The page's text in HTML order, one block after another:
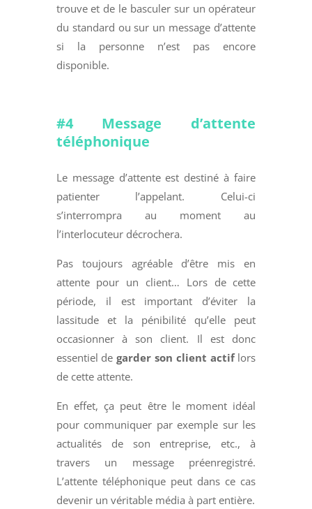
trouve et de le basculer sur un opérateur
du standard ou sur un message d’attente
si la personne n’est pas encore
disponible.
#4 Message d’attente
téléphonique
Le message d’attente est destiné à faire
patienter l’appelant. Celui-ci
s’interrompra au moment au
l’interlocuteur décrochera.
Pas toujours agréable d’être mis en
attente pour un client… Lors de cette
période, il est important d’éviter la
lassitude et la pénibilité qu’elle peut
occasionner à son client. Il est donc
essentiel degarder son client actiflors
de cette attente.
En effet, ça peut être le moment idéal
pour communiquer par exemple sur les
actualités de son entreprise, etc., à
travers un message préenregistré.
L’attente téléphonique peut dans ce cas
devenir un véritable média à part entière.